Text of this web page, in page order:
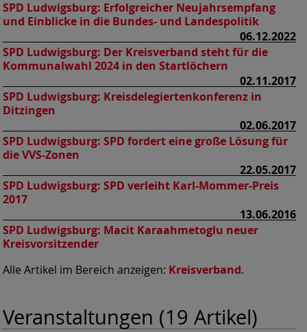
SPD Ludwigsburg: Erfolgreicher Neujahrsempfang
und Einblicke in die Bundes- und Landespolitik
06.12.2022
SPD Ludwigsburg: Der Kreisverband steht für die
Kommunalwahl 2024 in den Startlöchern
02.11.2017
SPD Ludwigsburg: Kreisdelegiertenkonferenz in
Ditzingen
02.06.2017
SPD Ludwigsburg: SPD fordert eine große Lösung für
die VVS-Zonen
22.05.2017
SPD Ludwigsburg: SPD verleiht Karl-Mommer-Preis
2017
13.06.2016
SPD Ludwigsburg: Macit Karaahmetoglu neuer
Kreisvorsitzender
Alle Artikel im Bereich anzeigen: Kreisverband.
Veranstaltungen (19 Artikel)